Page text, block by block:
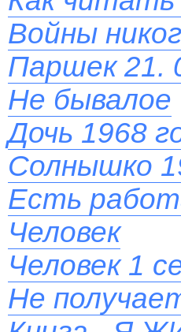
Войны
Паршек 21.
Не бывалое
Дочь 1968
Солнышко
Есть
Человек
Человек 1
Не